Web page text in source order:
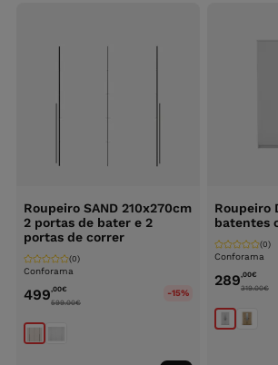
Roupeiro SAND 210x270cm
2 portas de bater e 2
portas de correr
Conforama
(0)
499,00€
599.00€
-15%
Roupeiro
batentes
Conforama
(0)
289,00€
319.00€